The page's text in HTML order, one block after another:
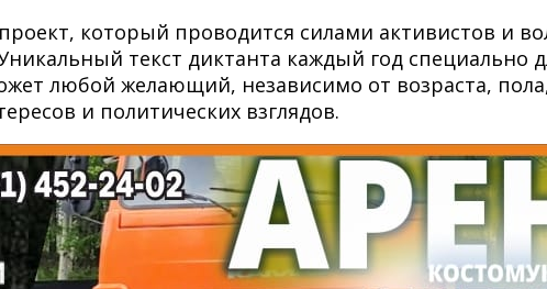
который проводится силами активистов и
текст диктанта каждый год специально
любой желающий, независимо от возраста,
и политических взглядов.